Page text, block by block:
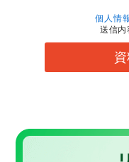
個人情
送信内